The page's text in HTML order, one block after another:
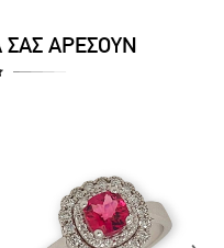
ΣΑΣ ΑΡΈΣΟΥΝ